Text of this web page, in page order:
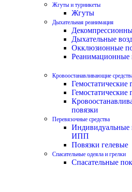
Жгуты и турникеты
Жгуты
Дыхательная реанимация
Дыхательные
Окклюзионные
Реанимационные
Кровоостанавливающие
Гемостатические
Гемостатические
повязки
Перевязочные средства
Индивидуальные
ИПП
Повязки гелевые
Спасательные одеяла и грелки
Спасательные